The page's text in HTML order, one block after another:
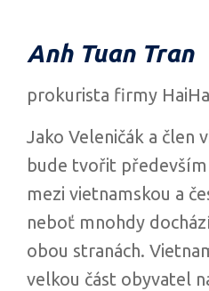
Anh Tuan Tran
prokurista firmy
Jako Veleničák a člen
bude tvořit
mezi vietnamskou a
neboť mnohdy
obou stranách.
velkou část obyvatel